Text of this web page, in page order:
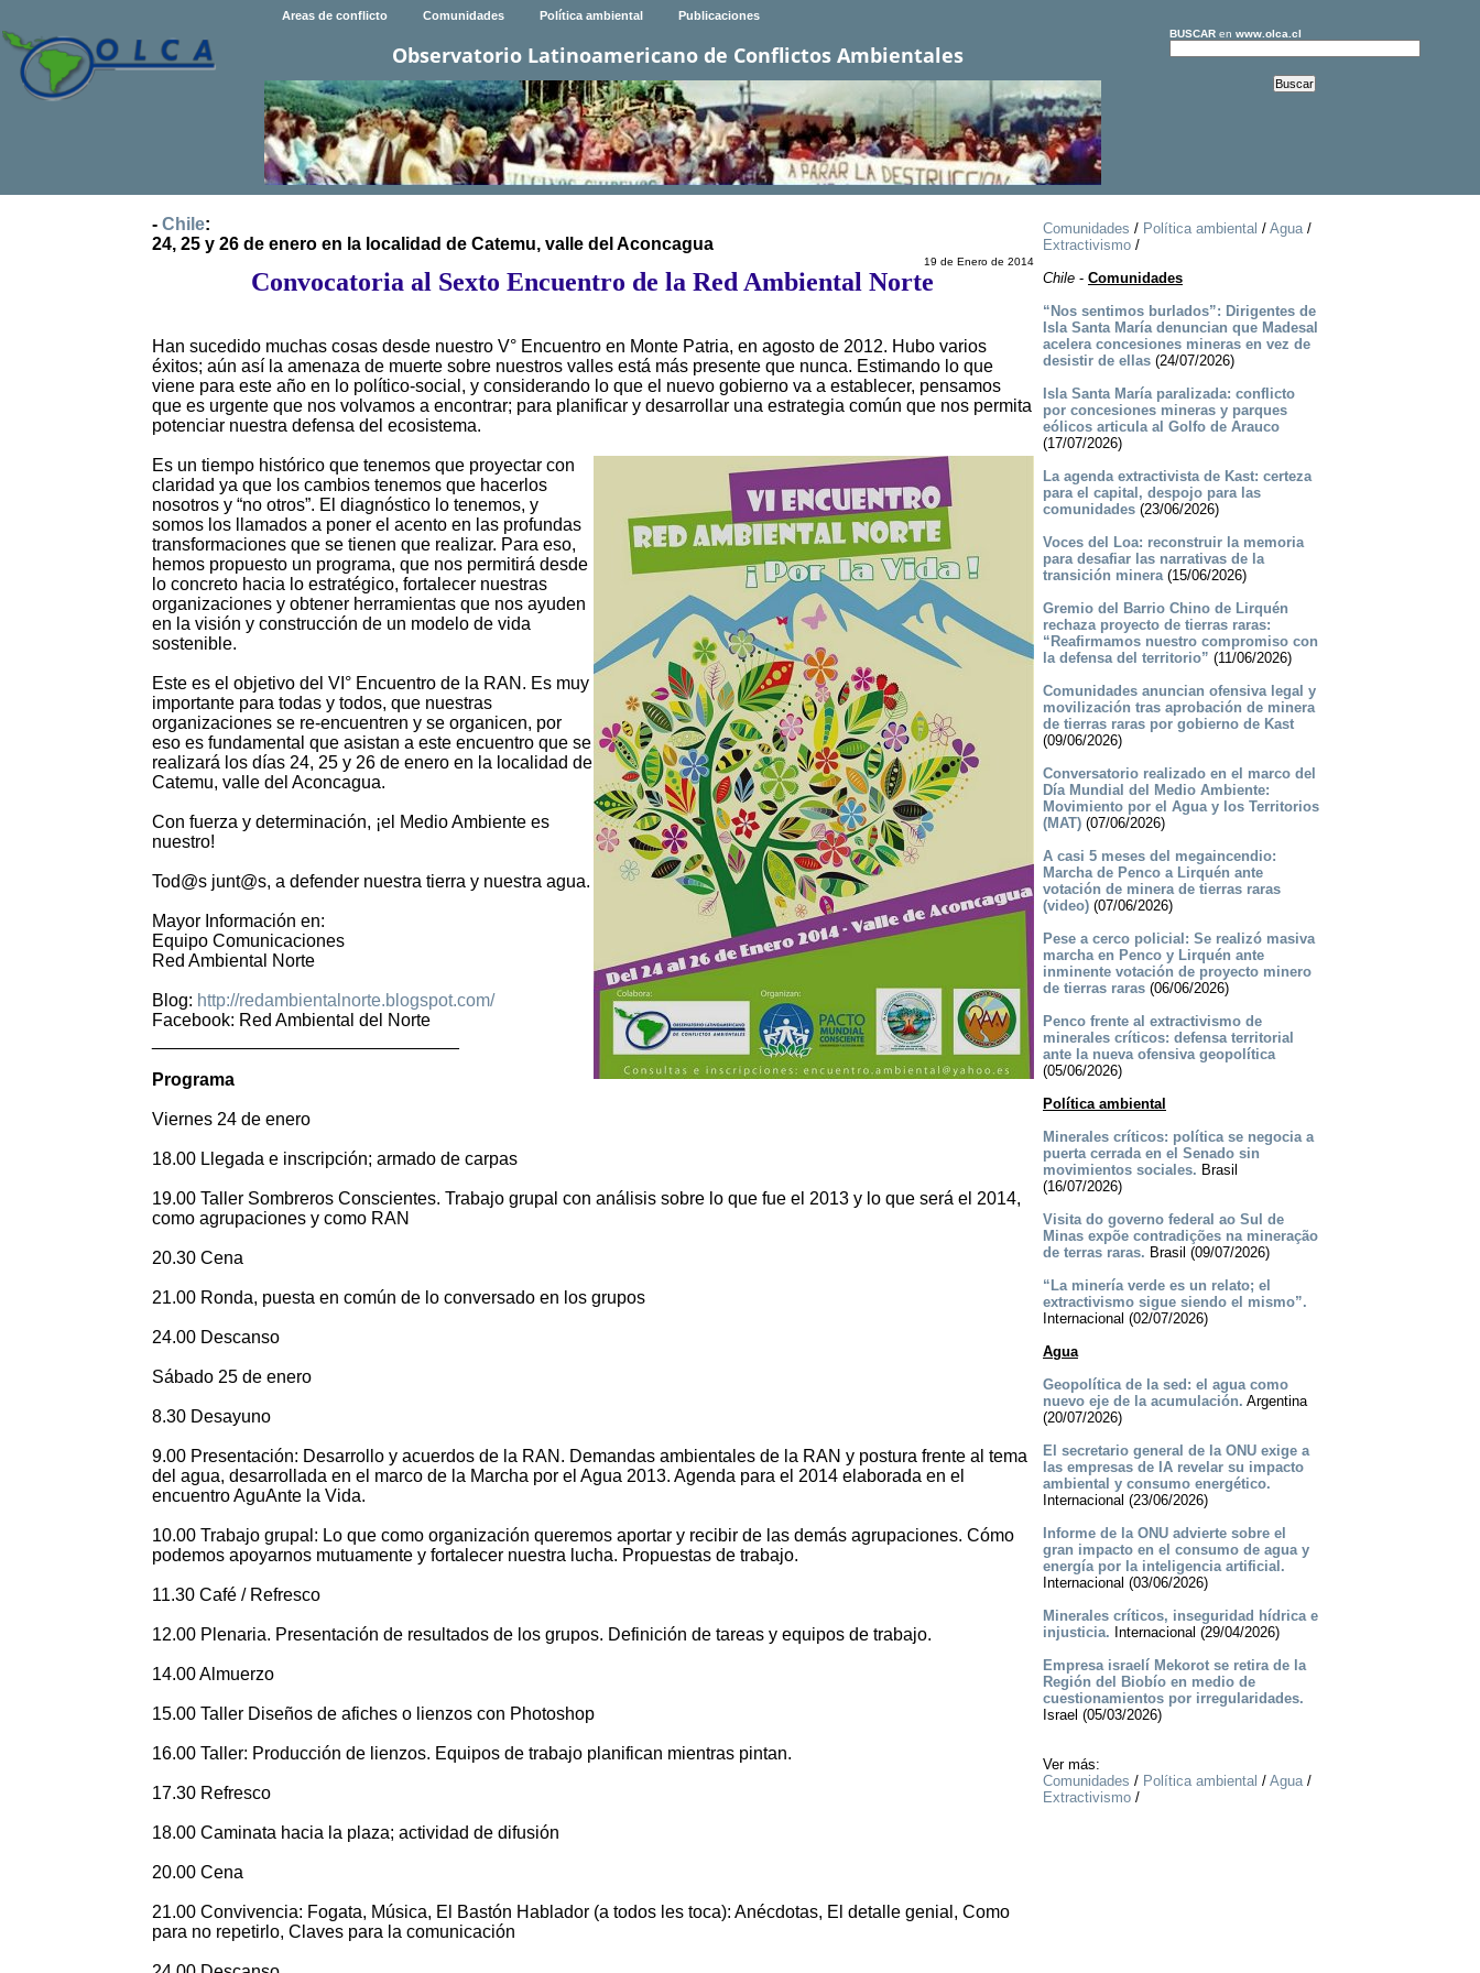
Areas de conflicto Comunidades Política ambiental Publicaciones
Observatorio Latinoamericano de Conflictos Ambientales
BUSCARen www.olca.cl
- Chile:
24, 25 y 26 de enero en la localidad de Catemu, valle del Aconcagua
19 de Enero de 2014
Convocatoria al Sexto Encuentro de la Red Ambiental Norte
Han sucedido muchas cosas desde nuestro V° Encuentro en Monte Patria, en agosto de 2012. Hubo varios
éxitos; aún así la amenaza de muerte sobre nuestros valles está más presente que nunca. Estimando lo que
viene para este año en lo político-social, y considerando lo que el nuevo gobierno va a establecer, pensamos
que es urgente que nos volvamos a encontrar; para planificar y desarrollar una estrategia común que nos permita
potenciar nuestra defensa del ecosistema.
Es un tiempo histórico que tenemos que proyectar con
claridad ya que los cambios tenemos que hacerlos
nosotros y “no otros”. El diagnóstico lo tenemos, y
somos los llamados a poner el acento en las profundas
transformaciones que se tienen que realizar. Para eso,
hemos propuesto un programa, que nos permitirá desde
lo concreto hacia lo estratégico, fortalecer nuestras
organizaciones y obtener herramientas que nos ayuden
en la visión y construcción de un modelo de vida
sostenible.
Este es el objetivo del VI° Encuentro de la RAN. Es muy
importante para todas y todos, que nuestras
organizaciones se re-encuentren y se organicen, por
eso es fundamental que asistan a este encuentro que se
realizará los días 24, 25 y 26 de enero en la localidad de
Catemu, valle del Aconcagua.
Con fuerza y determinación, ¡el Medio Ambiente es
nuestro!
Tod@s junt@s, a defender nuestra tierra y nuestra agua.
Mayor Información en:
Equipo Comunicaciones
Red Ambiental Norte
Blog: http://redambientalnorte.blogspot.com/
Facebook: Red Ambiental del Norte
Programa
Viernes 24 de enero
18.00 Llegada e inscripción; armado de carpas
19.00 Taller Sombreros Conscientes. Trabajo grupal con análisis sobre lo que fue el 2013 y lo que será el 2014,
como agrupaciones y como RAN
20.30 Cena
21.00 Ronda, puesta en común de lo conversado en los grupos
24.00 Descanso
Sábado 25 de enero
8.30 Desayuno
9.00 Presentación: Desarrollo y acuerdos de la RAN. Demandas ambientales de la RAN y postura frente al tema
del agua, desarrollada en el marco de la Marcha por el Agua 2013. Agenda para el 2014 elaborada en el
encuentro AguAnte la Vida.
10.00 Trabajo grupal: Lo que como organización queremos aportar y recibir de las demás agrupaciones. Cómo
podemos apoyarnos mutuamente y fortalecer nuestra lucha. Propuestas de trabajo.
11.30 Café / Refresco
12.00 Plenaria. Presentación de resultados de los grupos. Definición de tareas y equipos de trabajo.
14.00 Almuerzo
15.00 Taller Diseños de afiches o lienzos con Photoshop
16.00 Taller: Producción de lienzos. Equipos de trabajo planifican mientras pintan.
17.30 Refresco
18.00 Caminata hacia la plaza; actividad de difusión
20.00 Cena
21.00 Convivencia: Fogata, Música, El Bastón Hablador (a todos les toca): Anécdotas, El detalle genial, Como
para no repetirlo, Claves para la comunicación
Comunidades / Política ambiental / Agua/
Extractivismo/
Chile- Comunidades
“Nos sentimos burlados”: Dirigentes de
Isla Santa María denuncian que Madesal
acelera concesiones mineras en vez de
desistir de ellas(24/07/2026)
Isla Santa María paralizada: conflicto
por concesiones mineras y parques
eólicos articula al Golfo de Arauco
(17/07/2026)
La agenda extractivista de Kast: certeza
para el capital, despojo para las
comunidades(23/06/2026)
Voces del Loa: reconstruir la memoria
para desafiar las narrativas de la
transición minera(15/06/2026)
Gremio del Barrio Chino de Lirquén
rechaza proyecto de tierras raras:
“Reafirmamos nuestro compromiso con
la defensa del territorio” (11/06/2026)
Comunidades anuncian ofensiva legal y
movilización tras aprobación de minera
de tierras raras por gobierno de Kast
(09/06/2026)
Conversatorio realizado en el marco del
Día Mundial del Medio Ambiente:
Movimiento por el Agua y los Territorios
(MAT)(07/06/2026)
A casi 5 meses del megaincendio:
Marcha de Penco a Lirquén ante
votación de minera de tierras raras
(video)(07/06/2026)
Pese a cerco policial: Se realizó masiva
marcha en Penco y Lirquén ante
inminente votación de proyecto minero
de tierras raras(06/06/2026)
Penco frente al extractivismo de
minerales críticos: defensa territorial
ante la nueva ofensiva geopolítica
(05/06/2026)
Política ambiental
Minerales críticos: política se negocia a
puerta cerrada en el Senado sin
movimientos sociales. Brasil
(16/07/2026)
Visita do governo federal ao Sul de
Minas expõe contradições na mineração
de terras raras. Brasil (09/07/2026)
“La minería verde es un relato; el
extractivismo sigue siendo el mismo”.
Internacional (02/07/2026)
Agua
Geopolítica de la sed: el agua como
nuevo eje de la acumulación. Argentina
(20/07/2026)
El secretario general de la ONU exige a
las empresas de IA revelar su impacto
ambiental y consumo energético.
Internacional (23/06/2026)
Informe de la ONU advierte sobre el
gran impacto en el consumo de agua y
energía por la inteligencia artificial.
Internacional (03/06/2026)
Minerales críticos, inseguridad hídrica e
injusticia. Internacional (29/04/2026)
Empresa israelí Mekorot se retira de la
Región del Biobío en medio de
cuestionamientos por irregularidades.
Israel (05/03/2026)
Ver más:
Comunidades / Política ambiental / Agua/
Extractivismo/